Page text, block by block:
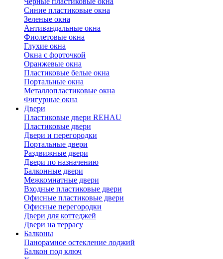
Синие пластиковые окна
Зеленые окна
Антивандальные окна
Фиолетовые окна
Глухие окна
Окна с форточкой
Оранжевые окна
Пластиковые белые окна
Портальные окна
Металлопластиковые окна
Фигурные окна
Двери
Пластиковые двери REHAU
Пластиковые двери
Двери и перегородки
Портальные двери
Раздвижные двери
Двери по назначению
Балконные двери
Межкомнатные двери
Входные пластиковые двери
Офисные пластиковые двери
Офисные перегородки
Двери для коттеджей
Двери на террасу
Балконы
Панорамное остекление лоджий
Балкон под ключ